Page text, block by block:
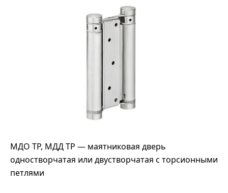
МДО ТР, МДД ТР — маятниковая дверь
одностворчатая или двустворчатая с торсионными
петлями